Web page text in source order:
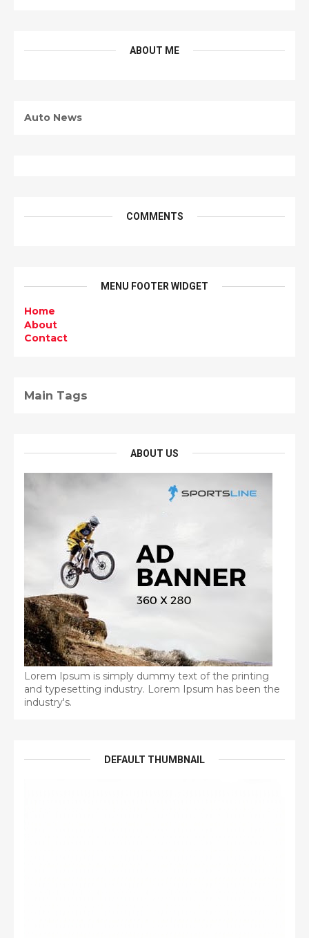
ABOUT ME
Auto News
COMMENTS
MENU FOOTER WIDGET
Home
About
Contact
Main Tags
ABOUT US
Lorem Ipsum is simply dummy text of the printing
and typesetting industry. Lorem Ipsum has been the
industry's.
DEFAULT THUMBNAIL